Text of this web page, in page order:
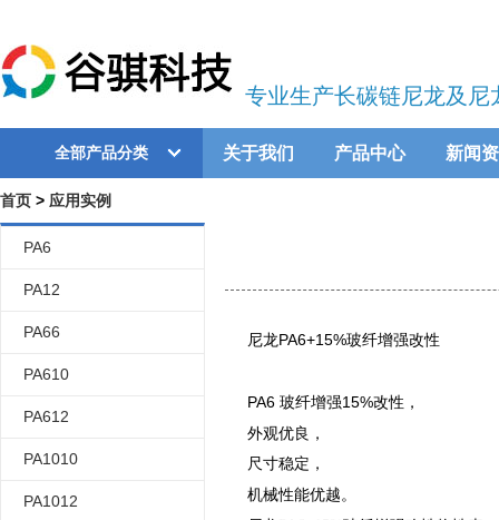
专业生产长碳链尼龙及尼
全部产品分类 关于我们 产品中心 新闻
首页 > 应用实例
PA6
PA12
PA66
PA610
PA612
PA1010
PA1012
尼龙PA6+15%玻纤增强改性
PA6 玻纤增强15%改性，
外观优良，
尺寸稳定，
机械性能优越。